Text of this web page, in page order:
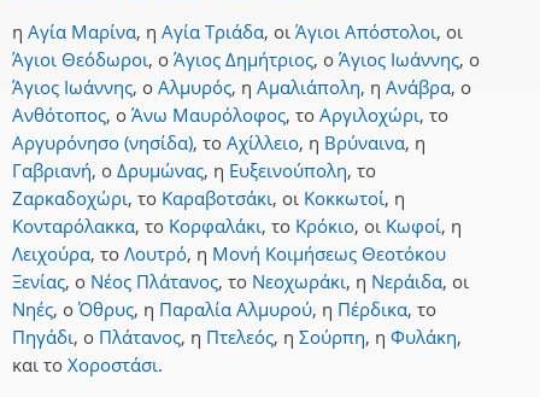
η Αγία Μαρίνα, η Αγία Τριάδα, οι Άγιοι Απόστολοι, οι
Άγιοι Θεόδωροι, ο Άγιος Δημήτριος, ο Άγιος Ιωάννης, ο
Άγιος Ιωάννης, ο Αλμυρός, η Αμαλιάπολη, η Ανάβρα, ο
Ανθότοπος, ο Άνω Μαυρόλοφος, το Αργιλοχώρι, το
Αργυρόνησο (νησίδα), το Αχίλλειο, η Βρύναινα, η
Γαβριανή, ο Δρυμώνας, η Ευξεινούπολη, το
Ζαρκαδοχώρι, το Καραβοτσάκι, οι Κοκκωτοί, η
Κονταρόλακκα, το Κορφαλάκι, το Κρόκιο, οι Κωφοί, η
Λειχούρα, το Λουτρό, η Μονή Κοιμήσεως Θεοτόκου
Ξενίας, ο Νέος Πλάτανος, το Νεοχωράκι, η Νεράιδα, οι
Νηές, ο Όθρυς, η Παραλία Αλμυρού, η Πέρδικα, το
Πηγάδι, ο Πλάτανος, η Πτελεός, η Σούρπη, η Φυλάκη,
και το Χοροστάσι.